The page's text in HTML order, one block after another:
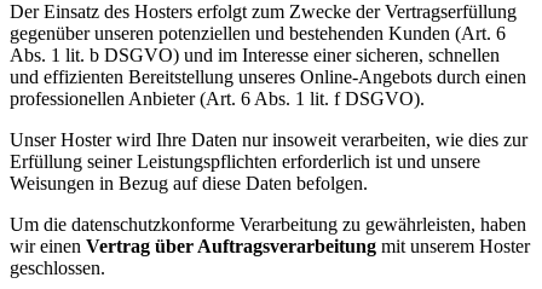
Der Einsatz des Hosters erfolgt zum Zwecke der Vertragserfüllung
gegenüber unseren potenziellen und bestehenden Kunden (Art. 6
Abs. 1 lit. b DSGVO) und im Interesse einer sicheren, schnellen
und effizienten Bereitstellung unseres Online-Angebots durch einen
professionellen Anbieter (Art. 6 Abs. 1 lit. f DSGVO).
Unser Hoster wird Ihre Daten nur insoweit verarbeiten, wie dies zur
Erfüllung seiner Leistungspflichten erforderlich ist und unsere
Weisungen in Bezug auf diese Daten befolgen.
Um die datenschutzkonforme Verarbeitung zu gewährleisten, haben
wir einen Vertrag über Auftragsverarbeitung mit unserem Hoster
geschlossen.